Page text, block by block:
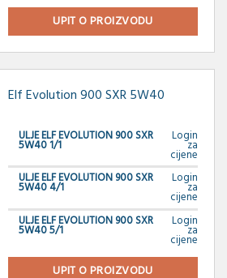
UPIT O PROIZVODU
Elf Evolution 900 SXR 5W40
ULJE ELF EVOLUTION 900 SXR
5W40 1/1
Login
za
cijene
ULJE ELF EVOLUTION 900 SXR
5W40 4/1
Login
za
cijene
ULJE ELF EVOLUTION 900 SXR
5W40 5/1
Login
za
cijene
UPIT O PROIZVODU